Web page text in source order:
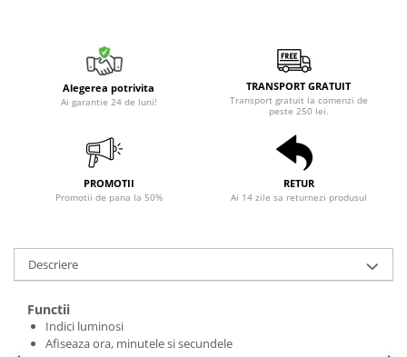
Alegerea potrivita
Ai garantie 24 de luni!
TRANSPORT GRATUIT
Transport gratuit la comenzi de
peste 250 lei.
PROMOTII
Promotii de pana la 50%
RETUR
Ai 14 zile sa returnezi produsul
Descriere
Functii
Indici luminosi
Afiseaza ora, minutele si secundele